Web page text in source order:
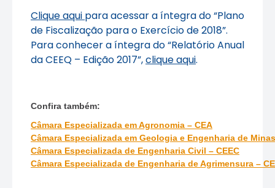
Clique aqui para acessar a íntegra do “Plano
de Fiscalização para o Exercício de 2018”.
Para conhecer a íntegra do “Relatório Anual
da CEEQ – Edição 2017”,clique aqui.
Confira também:
Câmara Especializada em Agronomia – CEA
Câmara Especializada em Geologia e Engenharia de
Câmara Especializada de Engenharia Civil – CEEC
Câmara Especializada de Engenharia de Agrimensura –